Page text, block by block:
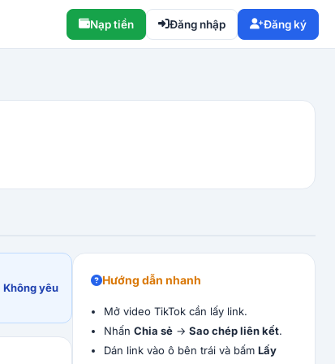
Nạp tiền Đăng nhập Đăng ký
Không yêu
Hướng dẫn nhanh
Mở video TikTok cần lấy link.
Nhấn Chia sẻ → Sao chép liên kết.
Dán link vào ô bên trái và bấm Lấy